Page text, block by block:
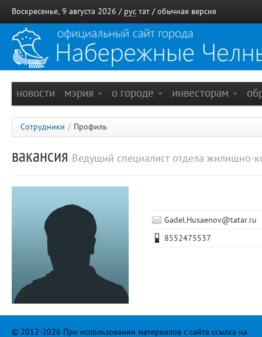
Воскресенье, 9 августа 2026 / рус тат / обычная версия
новости мэрия о городе инвесторам
Сотрудники / Профиль
вакансия Ведущий специалист отдела жилищно-
Gadel.Husaenov@tatar.ru
8552475537
© 2012-2026 При использовании материалов с сайта ссылка на